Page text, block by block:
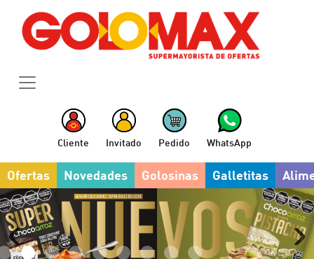
Cliente Invitado Pedido WhatsApp
Ofertas Novedades Golosinas Galletitas